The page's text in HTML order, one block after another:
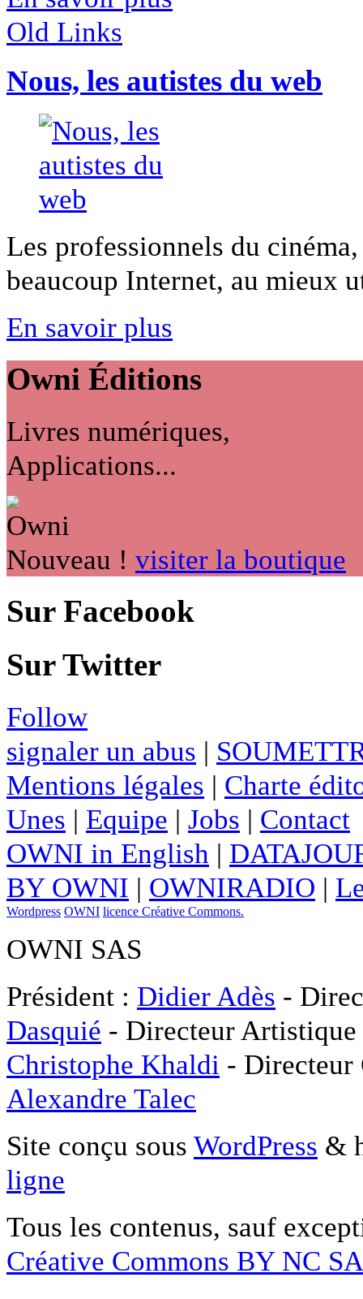
Old Links
Nous, les autistes du web
Les professionnels du
beaucoup Internet, au mieux
En savoir plus
Owni Éditions
Livres numériques,
Applications...
Nouveau ! visiter la boutique
Sur Facebook
Sur Twitter
Follow
signaler un abus |
Mentions légales | Charte
Unes | Equipe | Jobs | Contact
OWNI in English |
BY OWNI | OWNIRADIO |
Wordpress OWNI licence Créative Commons.
OWNI SAS
Président : Didier Adès -
Dasquié - Directeur
Christophe Khaldi -
Alexandre Talec
Site conçu sous WordPress &
ligne
Tous les contenus, sauf
Créative Commons BY NC SA